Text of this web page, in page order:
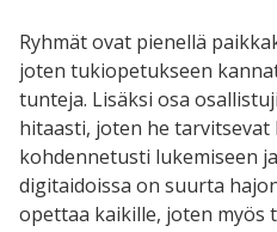
Ryhmät ovat pienellä
joten tukiopetukseen
tunteja. Lisäksi osa
hitaasti, joten he
kohdennetusti lukemiseen
digitaidoissa on suurta
opettaa kaikille, joten myös